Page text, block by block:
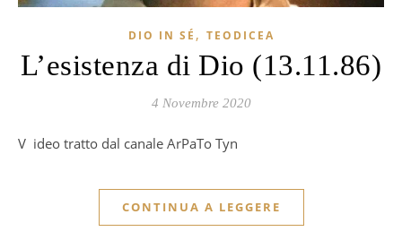
DIO IN SÉ , TEODICEA
L’esistenza di Dio (13.11.86)
4 Novembre 2020
Video tratto dal canale ArPaTo Tyn
CONTINUA A LEGGERE